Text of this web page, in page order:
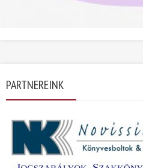
PARTNEREINK